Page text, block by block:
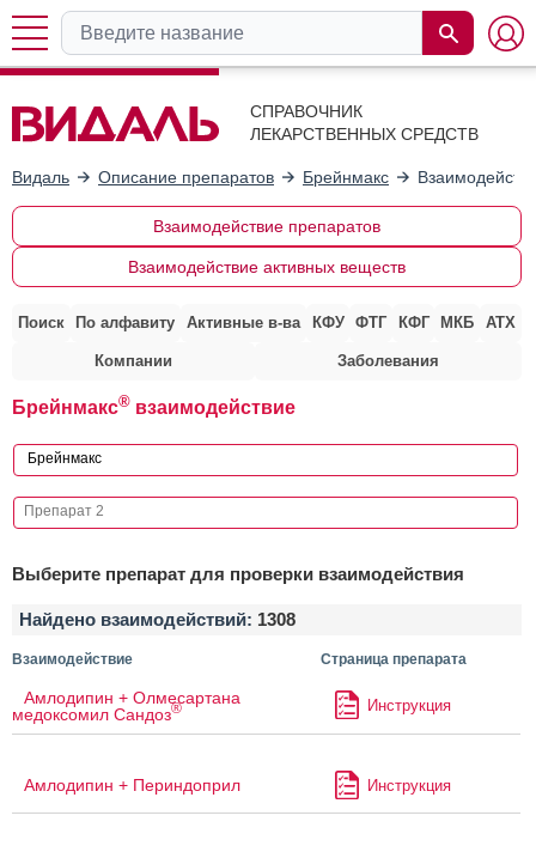
СПРАВОЧНИК
ЛЕКАРСТВЕННЫХ СРЕДСТВ
Видаль Описание препаратов Брейнмакс
Взаимодействие препаратов
Взаимодействие активных веществ
Поиск По алфавиту Активные в-ва КФУ ФТГ КФГ МКБ АТХ
Компании Заболевания
Брейнмакс® взаимодействие
Выберите препарат для проверки взаимодействия
Найдено взаимодействий: 1308
Взаимодействие Страница препарата
Амлодипин + Олмесартана
медоксомил Сандоз® Инструкция
Амлодипин + Периндоприл Инструкция